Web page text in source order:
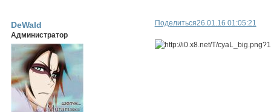
Поделиться26.01.16 01:05:21
DeWald
Администратор